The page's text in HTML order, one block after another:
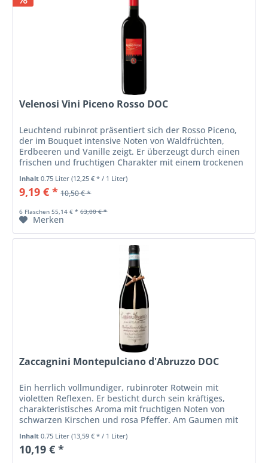
Velenosi Vini Piceno Rosso DOC
Leuchtend rubinrot präsentiert sich der Rosso Piceno,
der im Bouquet intensive Noten von Waldfrüchten,
Erdbeeren und Vanille zeigt. Er überzeugt durch einen
frischen und fruchtigen Charakter mit einem trockenen
Inhalt0.75 Liter(12,25 € * / 1 Liter)
9,19 € * 10,50 € *
6 Flaschen 55,14 € * 63,00 € *
Merken
Zaccagnini Montepulciano d'Abruzzo DOC
Ein herrlich vollmundiger, rubinroter Rotwein mit
violetten Reflexen. Er besticht durch sein kräftiges,
charakteristisches Aroma mit fruchtigen Noten von
schwarzen Kirschen und rosa Pfeffer. Am Gaumen mit
vollmundigem Körper und...
Inhalt0.75 Liter(13,59 € * / 1 Liter)
10,19 € *